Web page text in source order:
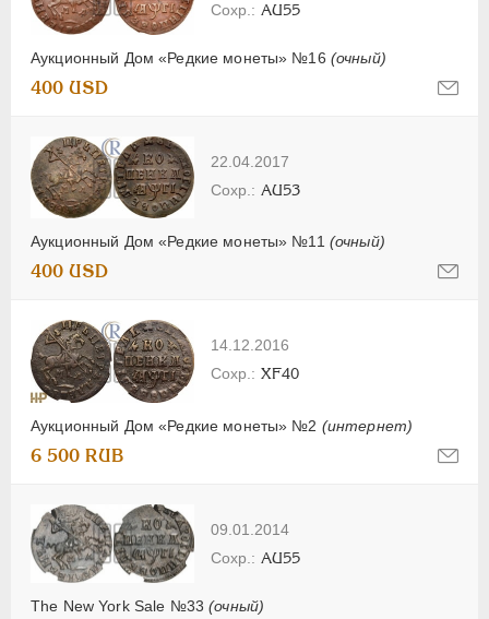
Аукционный Дом «Редкие монеты» №16 (очный)
AU55
400 USD
22.04.2017
Аукционный Дом «Редкие монеты» №11 (очный)
AU53
400 USD
14.12.2016
Аукционный Дом «Редкие монеты» №2 (интернет)
XF40
6 500 RUB
09.01.2014
The New York Sale №33(очный)
AU55